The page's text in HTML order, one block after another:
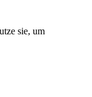
sie, um